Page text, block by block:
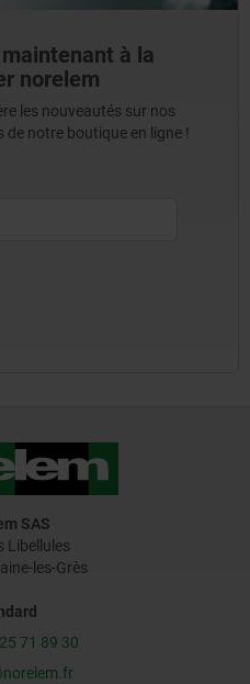
à la
norelem
les nouveautés sur nos
notre boutique en ligne !
SAS
Libellules
les-Grès
71 89 30